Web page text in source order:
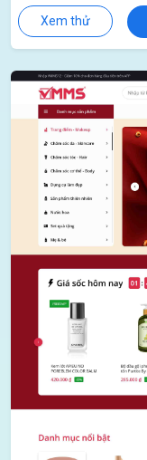
Xem thử